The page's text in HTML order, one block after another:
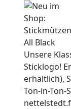
Unsere
Sticklogo!
erhältlich),
Ton-in-Ton-